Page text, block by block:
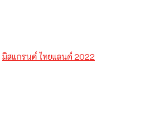
มิสแกรนด์ ไทยแลนด์ 2022